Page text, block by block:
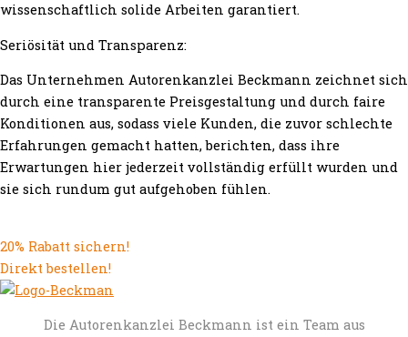
wissenschaftlich solide Arbeiten garantiert.
Seriösität und Transparenz:
Das Unternehmen Autorenkanzlei Beckmann zeichnet sich
durch eine transparente Preisgestaltung und durch faire
Konditionen aus, sodass viele Kunden, die zuvor schlechte
Erfahrungen gemacht hatten, berichten, dass ihre
Erwartungen hier jederzeit vollständig erfüllt wurden und
sie sich rundum gut aufgehoben fühlen.
20% Rabatt sichern!
Direkt bestellen!
Die Autorenkanzlei Beckmann ist ein Team aus